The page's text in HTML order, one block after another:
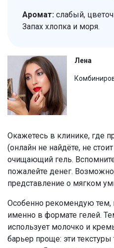
Аромат: слабый,
Запах хлопка и моря.
Лена
Окажетесь в клинике, где
(онлайн не найдёте, не
очищающий гель.
пожалейте денег.
представление о мягком
Особенно рекомендую тем,
именно в формате гелей.
использует молочко и
барьер проще: эти